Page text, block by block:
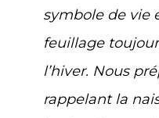
symbole de vie
feuillage
l’hiver. Nous
rappelant la